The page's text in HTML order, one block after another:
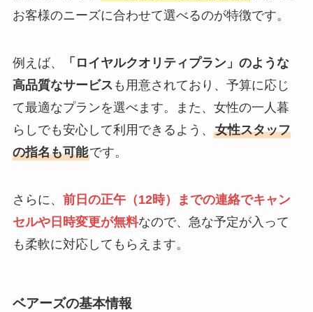
お客様のニーズに合わせて選べるのが特徴です。
例えば、
「ロイヤルクオリティプラン」のような
高品質なサービス も用意されており、予算に応じ
て最適なプランを選べます。また、女性の一人暮
らしでも安心して利用できるよう、 女性スタッフ
の指名も可能です。
さらに、 前日の正午（12時）までの連絡でキャン
セルや日時変更が無料なので、急な予定が入って
も柔軟に対応してもらえます。
ベアーズの基本情報